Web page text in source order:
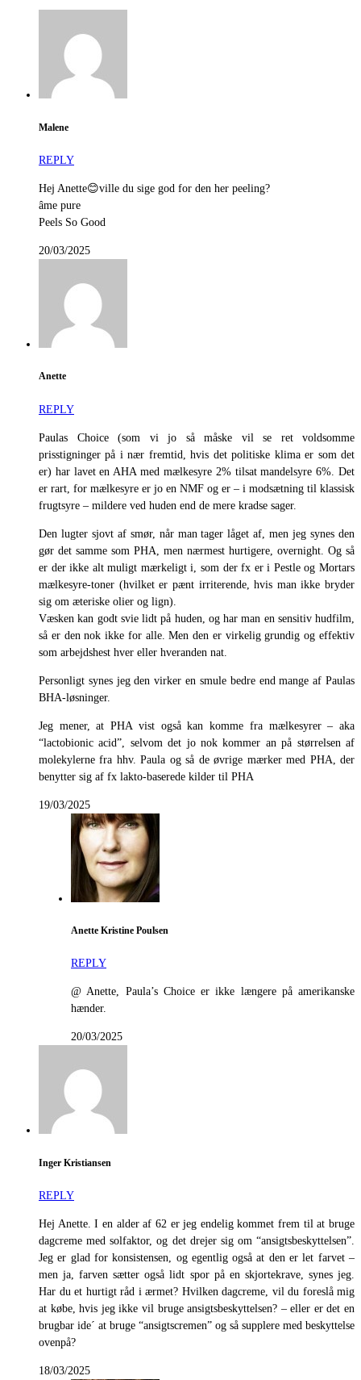
Malene
REPLY
Hej Anette😊ville du sige god for den her peeling?
âme pure
Peels So Good
20/03/2025
Anette
REPLY
Paulas Choice (som vi jo så måske vil se ret voldsomme
prisstigninger på i nær fremtid, hvis det politiske klima er som det
er) har lavet en AHA med mælkesyre 2% tilsat mandelsyre 6%. Det
er rart, for mælkesyre er jo en NMF og er – i modsætning til klassisk
frugtsyre – mildere ved huden end de mere kradse sager.
Den lugter sjovt af smør, når man tager låget af, men jeg synes den
gør det samme som PHA, men nærmest hurtigere, overnight. Og så
er der ikke alt muligt mærkeligt i, som der fx er i Pestle og Mortars
mælkesyre-toner (hvilket er pænt irriterende, hvis man ikke bryder
sig om æteriske olier og lign).
Væsken kan godt svie lidt på huden, og har man en sensitiv hudfilm,
så er den nok ikke for alle. Men den er virkelig grundig og effektiv
som arbejdshest hver eller hveranden nat.
Personligt synes jeg den virker en smule bedre end mange af Paulas
BHA-løsninger.
Jeg mener, at PHA vist også kan komme fra mælkesyrer – aka
“lactobionic acid”, selvom det jo nok kommer an på størrelsen af
molekylerne fra hhv. Paula og så de øvrige mærker med PHA, der
benytter sig af fx lakto-baserede kilder til PHA
19/03/2025
Anette Kristine Poulsen
REPLY
@ Anette, Paula’s Choice er ikke længere på amerikanske
hænder.
20/03/2025
Inger Kristiansen
REPLY
Hej Anette. I en alder af 62 er jeg endelig kommet frem til at bruge
dagcreme med solfaktor, og det drejer sig om “ansigtsbeskyttelsen”.
Jeg er glad for konsistensen, og egentlig også at den er let farvet –
men ja, farven sætter også lidt spor på en skjortekrave, synes jeg.
Har du et hurtigt råd i ærmet? Hvilken dagcreme, vil du foreslå mig
at købe, hvis jeg ikke vil bruge ansigtsbeskyttelsen? – eller er det en
brugbar ide´ at bruge “ansigtscremen” og så supplere med beskyttelse
ovenpå?
18/03/2025